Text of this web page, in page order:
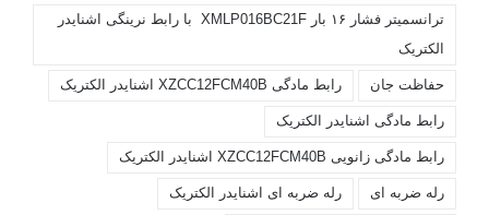
ترانسمیتر فشار ۱۶ بار XMLP016BC21F با رابط نرینگی اشنایدر
الکتریک
حفاظت جان رابط مادگی XZCC12FCM40B اشنایدر الکتریک
رابط مادگی اشنایدر الکتریک
رابط مادگی زانویی XZCC12FCM40B اشنایدر الکتریک
رله ضربه ای رله ضربه ای اشنایدر الکتریک